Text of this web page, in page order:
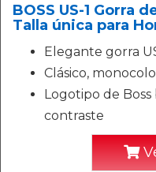
BOSS US-1 Gorra
Talla única para
Elegante gorra
Clásico,
Logotipo de
contraste